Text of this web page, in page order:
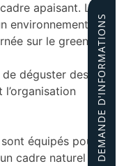
apaisant. Le
environnement
sur le green.
déguster des
équipés pour
cadre naturel
DEMANDE D'INFORMATIONS